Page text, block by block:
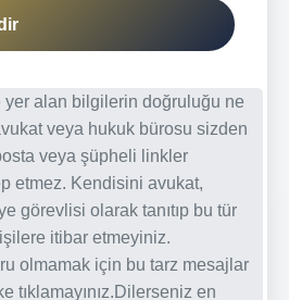
yer alan bilgilerin doğruluğu ne
veya hukuk bürosu sizden
veya şüpheli linkler
etmez. Kendisini avukat,
görevlisi olarak tanıtıp bu tür
itibar etmeyiniz.
olmamak için bu tarz mesajlar
tıklamayınız.Dilerseniz en